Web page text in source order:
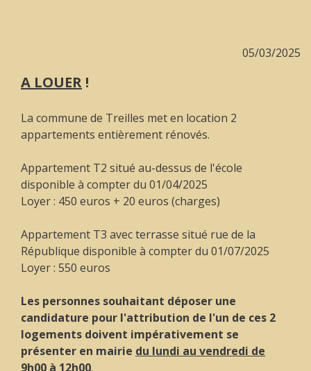
05/03/2025
A LOUER !
La commune de Treilles met en location 2
appartements entièrement rénovés.
Appartement T2 situé au-dessus de l'école
disponible à compter du 01/04/2025
Loyer : 450 euros + 20 euros (charges)
Appartement T3 avec terrasse situé rue de la
République disponible à compter du 01/07/2025
Loyer : 550 euros
Les personnes souhaitant déposer une
candidature pour l'attribution de l'un de ces 2
logements doivent impérativement se
présenter en mairie du lundi au vendredi de
9h00 à 12h00.